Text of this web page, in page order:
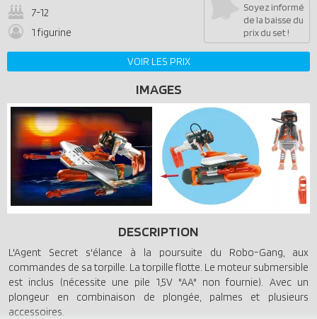
7-12
1 figurine
Soyez informé
de la baisse du
prix du set !
VOIR LES PRIX
IMAGES
DESCRIPTION
L'Agent Secret s'élance à la poursuite du Robo-Gang, aux
commandes de sa torpille. La torpille flotte. Le moteur submersible
est inclus (nécessite une pile 1,5V "AA" non fournie). Avec un
plongeur en combinaison de plongée, palmes et plusieurs
accessoires.